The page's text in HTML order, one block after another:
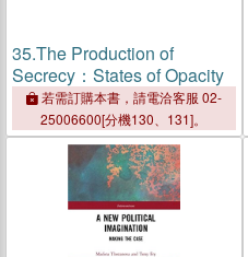
35.The Production of
Secrecy：States of Opacity
若需訂購本書，請電洽客服 02-
25006600[分機130、131]。